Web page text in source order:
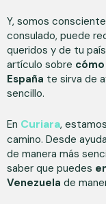
Y, somos
consulado, puede
queridos y de tu
artículo sobre
España te sirva de
sencillo.
En Curiara,
camino. Desde
de manera más
saber que puedes
Venezuela de